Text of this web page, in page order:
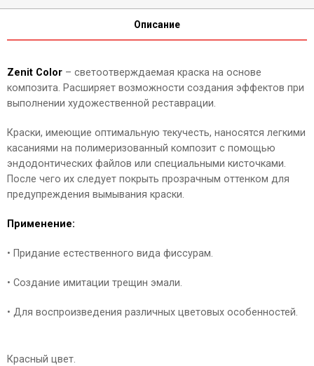
Описание
Zenit Color – светоотверждаемая краска на основе
композита. Расширяет возможности создания эффектов при
выполнении художественной реставрации.
Краски, имеющие оптимальную текучесть, наносятся легкими
касаниями на полимеризованный композит с помощью
эндодонтических файлов или специальными кисточками.
После чего их следует покрыть прозрачным оттенком для
предупреждения вымывания краски.
Применение:
• Придание естественного вида фиссурам.
• Создание имитации трещин эмали.
• Для воспроизведения различных цветовых особенностей.
Красный цвет.